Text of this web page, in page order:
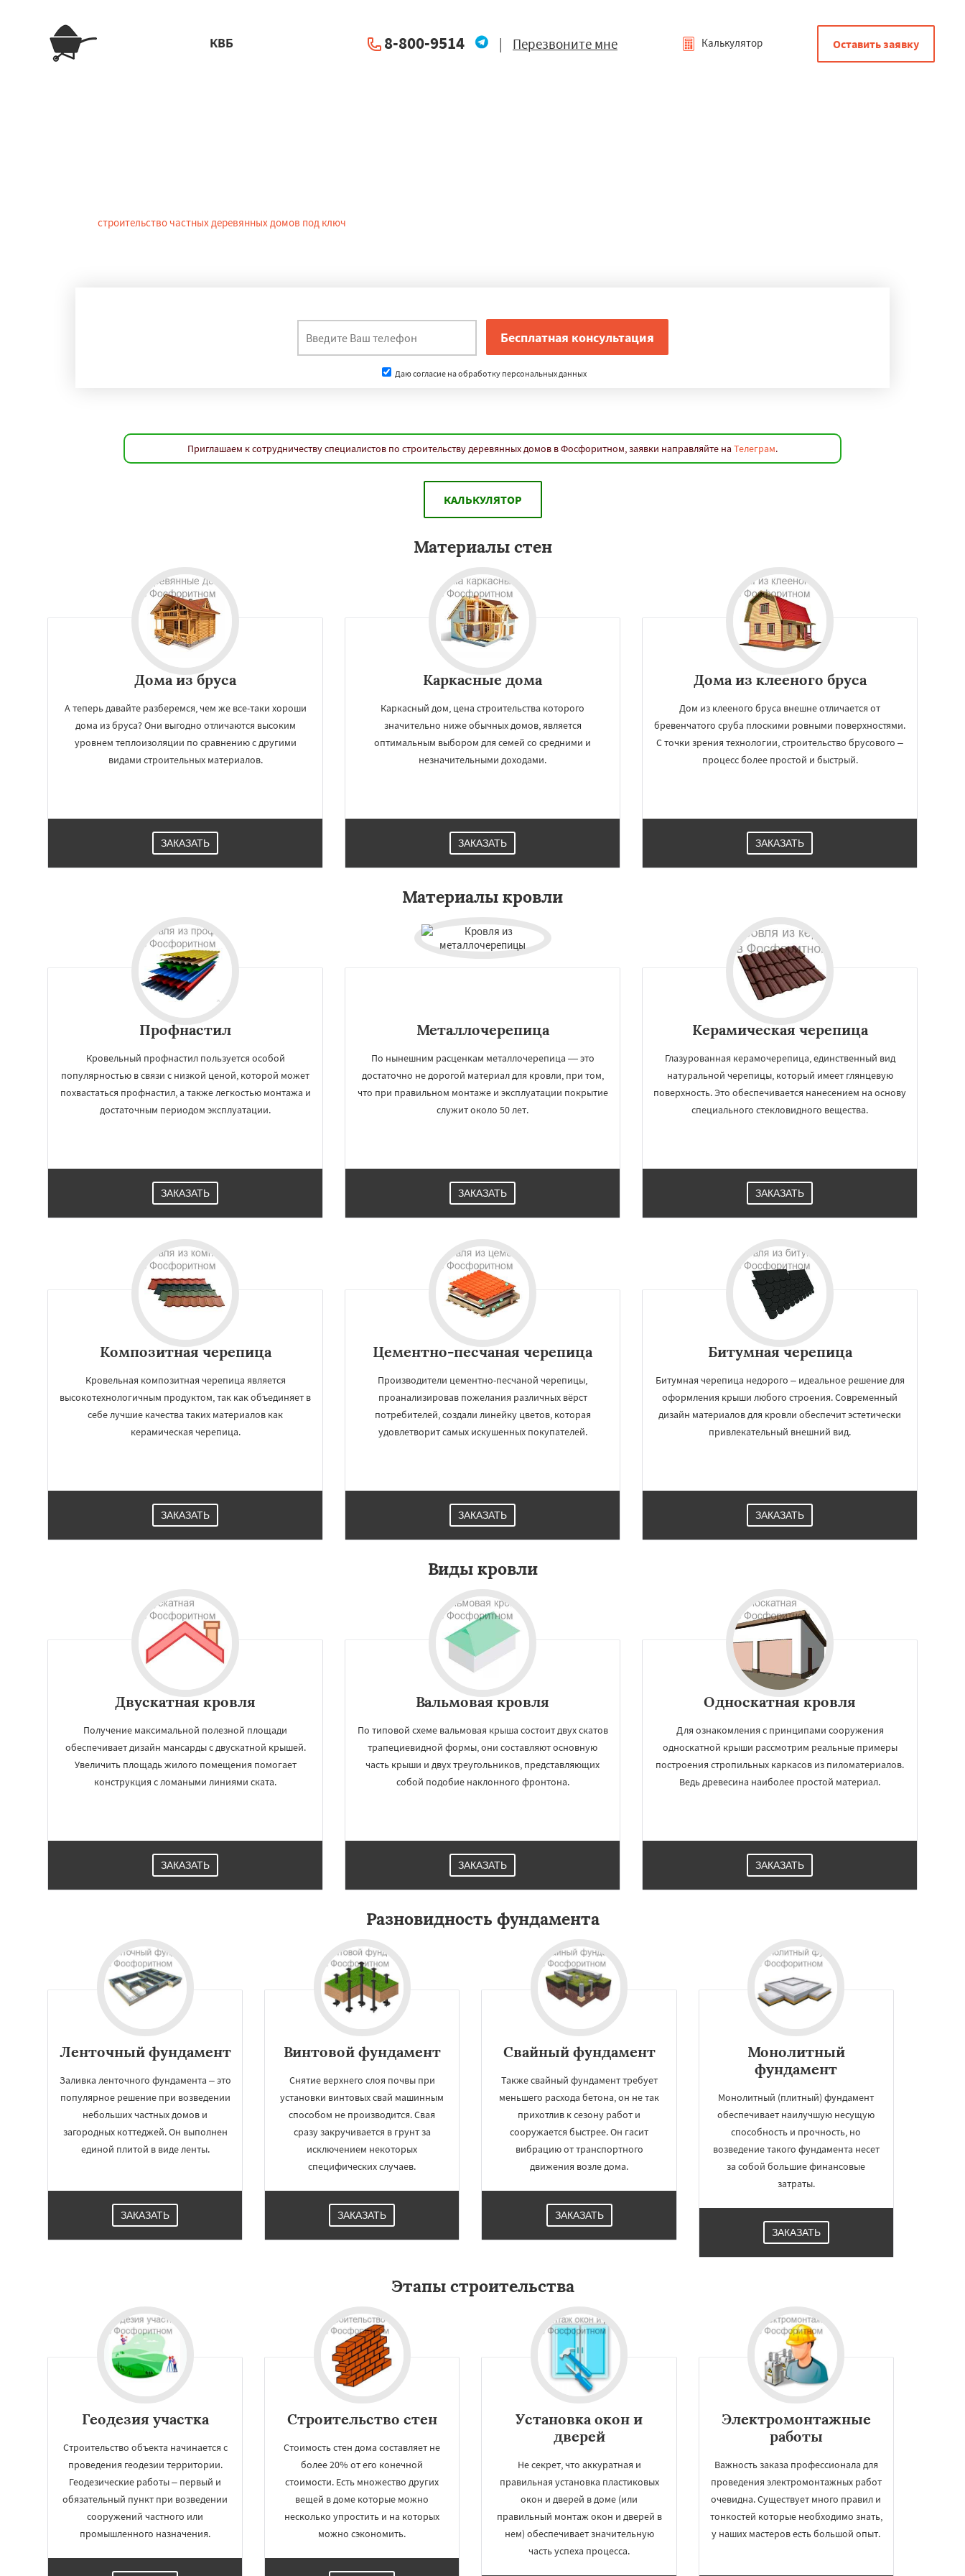
Работаем по
КВБ 8-800-9514 | Перезвоните мне Калькулятор Оставить заявку
строительство частных деревянных домов под ключ
Даю согласие на обработку персональных данных
Приглашаем к сотрудничеству специалистов по строительству деревянных домов в Фосфоритном, заявки направляйте на Телеграм.
КАЛЬКУЛЯТОР
Материалы стен
Дома из бруса
А теперь давайте разберемся, чем же все-таки хороши
дома из бруса? Они выгодно отличаются высоким
уровнем теплоизоляции по сравнению с другими
видами строительных материалов.
ЗАКАЗАТЬ
Каркасные дома
Каркасный дом, цена строительства которого
значительно ниже обычных домов, является
оптимальным выбором для семей со средними и
незначительными доходами.
ЗАКАЗАТЬ
Дома из клееного бруса
Дом из клееного бруса внешне отличается от
бревенчатого сруба плоскими ровными поверхностями.
С точки зрения технологии, строительство брусового –
процесс более простой и быстрый.
ЗАКАЗАТЬ
Материалы кровли
Профнастил
Кровельный профнастил пользуется особой
популярностью в связи с низкой ценой, которой может
похвастаться профнастил, а также легкостью монтажа и
достаточным периодом эксплуатации.
ЗАКАЗАТЬ
Металлочерепица
По нынешним расценкам металлочерепица — это
достаточно не дорогой материал для кровли, при том,
что при правильном монтаже и эксплуатации покрытие
служит около 50 лет.
ЗАКАЗАТЬ
Керамическая черепица
Глазурованная керамочерепица, единственный вид
натуральной черепицы, который имеет глянцевую
поверхность. Это обеспечивается нанесением на основу
специального стекловидного вещества.
ЗАКАЗАТЬ
Композитная черепица
Кровельная композитная черепица является
высокотехнологичным продуктом, так как объединяет в
себе лучшие качества таких материалов как
керамическая черепица.
ЗАКАЗАТЬ
Цементно-песчаная черепица
Производители цементно-песчаной черепицы,
проанализировав пожелания различных вёрст
потребителей, создали линейку цветов, которая
удовлетворит самых искушенных покупателей.
ЗАКАЗАТЬ
Битумная черепица
Битумная черепица недорого – идеальное решение для
оформления крыши любого строения. Современный
дизайн материалов для кровли обеспечит эстетически
привлекательный внешний вид.
ЗАКАЗАТЬ
Виды кровли
Двускатная кровля
Получение максимальной полезной площади
обеспечивает дизайн мансарды с двускатной крышей.
Увеличить площадь жилого помещения помогает
конструкция с ломаными линиями ската.
ЗАКАЗАТЬ
Вальмовая кровля
По типовой схеме вальмовая крыша состоит двух скатов
трапециевидной формы, они составляют основную
часть крыши и двух треугольников, представляющих
собой подобие наклонного фронтона.
ЗАКАЗАТЬ
Односкатная кровля
Для ознакомления с принципами сооружения
односкатной крыши рассмотрим реальные примеры
построения стропильных каркасов из пиломатериалов.
Ведь древесина наиболее простой материал.
ЗАКАЗАТЬ
Разновидность фундамента
Ленточный фундамент
Заливка ленточного фундамента – это
популярное решение при возведении
небольших частных домов и
загородных коттеджей. Он выполнен
единой плитой в виде ленты.
ЗАКАЗАТЬ
Винтовой фундамент
Снятие верхнего слоя почвы при
установки винтовых свай машинным
способом не производится. Свая
сразу закручивается в грунт за
исключением некоторых
специфических случаев.
ЗАКАЗАТЬ
Свайный фундамент
Также свайный фундамент требует
меньшего расхода бетона, он не так
прихотлив к сезону работ и
сооружается быстрее. Он гасит
вибрацию от транспортного
движения возле дома.
ЗАКАЗАТЬ
Монолитный
фундамент
Монолитный (плитный) фундамент
обеспечивает наилучшую несущую
способность и прочность, но
возведение такого фундамента несет
за собой большие финансовые
затраты.
ЗАКАЗАТЬ
Этапы строительства
Геодезия участка
Строительство объекта начинается с
проведения геодезии территории.
Геодезические работы – первый и
обязательный пункт при возведении
сооружений частного или
промышленного назначения.
Строительство стен
Стоимость стен дома составляет не
более 20% от его конечной
стоимости. Есть множество других
вещей в доме которые можно
несколько упростить и на которых
можно сэкономить.
Установка окон и
дверей
Не секрет, что аккуратная и
правильная установка пластиковых
окон и дверей в доме (или
правильный монтаж окон и дверей в
нем) обеспечивает значительную
часть успеха процесса.
Электромонтажные
работы
Важность заказа профессионала для
проведения электромонтажных работ
очевидна. Существует много правил и
тонкостей которые необходимо знать,
у наших мастеров есть большой опыт.
УЗНАТЬ ПОДРОБНЕЕ
Даю согласие на обработку персональных данных